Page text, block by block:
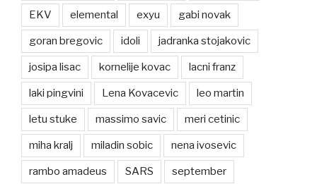
EKV elemental exyu gabi novak
goran bregovic idoli jadranka stojakovic
josipa lisac kornelije kovac lacni franz
laki pingvini Lena Kovacevic leo martin
letu stuke massimo savic meri cetinic
miha kralj miladin sobic nena ivosevic
rambo amadeus SARS september